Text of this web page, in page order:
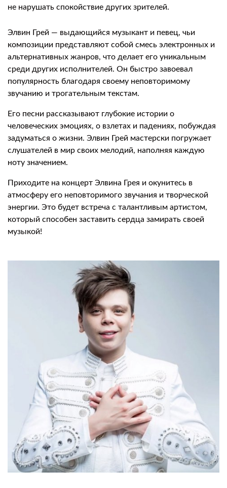
не нарушать спокойствие других зрителей.
Элвин Грей — выдающийся музыкант и певец, чьи
композиции представляют собой смесь электронных и
альтернативных жанров, что делает его уникальным
среди других исполнителей. Он быстро завоевал
популярность благодаря своему неповторимому
звучанию и трогательным текстам.
Его песни рассказывают глубокие истории о
человеческих эмоциях, о взлетах и падениях, побуждая
задуматься о жизни. Элвин Грей мастерски погружает
слушателей в мир своих мелодий, наполняя каждую
ноту значением.
Приходите на концерт Элвина Грея и окунитесь в
атмосферу его неповторимого звучания и творческой
энергии. Это будет встреча с талантливым артистом,
который способен заставить сердца замирать своей
музыкой!